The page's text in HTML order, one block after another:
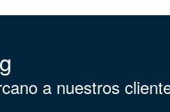
a nuestros